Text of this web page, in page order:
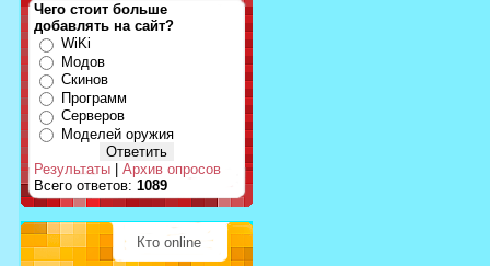
Чего стоит больше
добавлять на сайт?
WiKi
Модов
Скинов
Программ
Серверов
Моделей оружия
Результаты
Архив опросов
Всего ответов: 1089
Кто online